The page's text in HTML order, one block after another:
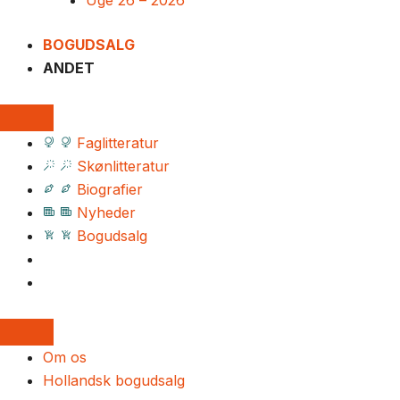
BOGUDSALG
ANDET
Faglitteratur
Skønlitteratur
Biografier
Nyheder
Bogudsalg
Om os
Hollandsk bogudsalg